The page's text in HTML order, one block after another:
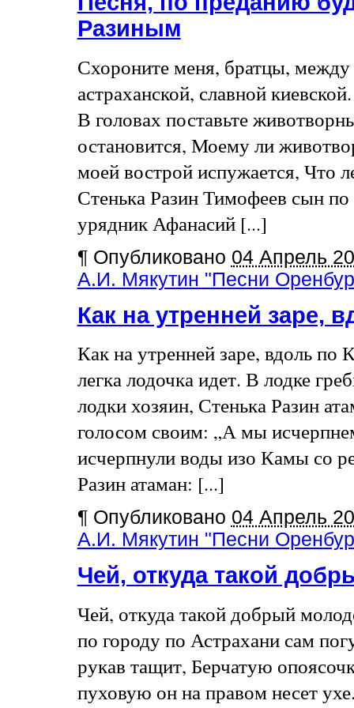
Разиным
Схороните меня, братцы,
астраханской, славной
В головах поставьте
остановится, Моему ли
моей вострой испужается, Что
Стенька Разин Тимофеев сын
урядник Афанасий [...]
¶ Опубликовано 04 Апрель
А.И. Мякутин "Песни
Как на утренней заре,
Как на утренней заре, вдоль по
легка лодочка идет. В лодке
лодки хозяин, Стенька Разин
голосом своим: „А мы
исчерпнули воды изо Камы со
Разин атаман: [...]
¶ Опубликовано 04 Апрель
А.И. Мякутин "Песни
Чей, откуда такой
Чей, откуда такой добрый
по городу по Астрахани сам
рукав тащит, Берчатую
пуховую он на правом несет